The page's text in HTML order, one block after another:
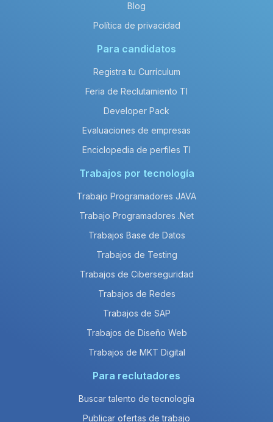
Blog
Política de privacidad
Para candidatos
Registra tu Currículum
Feria de Reclutamiento TI
Developer Pack
Evaluaciones de empresas
Enciclopedia de perfiles TI
Trabajos por tecnología
Trabajo Programadores JAVA
Trabajo Programadores .Net
Trabajos Base de Datos
Trabajos de Testing
Trabajos de Ciberseguridad
Trabajos de Redes
Trabajos de SAP
Trabajos de Diseño Web
Trabajos de MKT Digital
Para reclutadores
Buscar talento de tecnología
Publicar ofertas de trabajo